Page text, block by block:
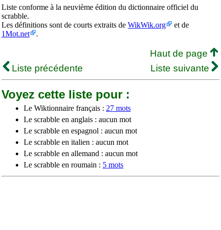
Liste conforme à la neuvième édition du dictionnaire officiel du
scrabble.
Les définitions sont de courts extraits de WikWik.org
et de
1Mot.net
.
Haut de page
Liste précédente
Liste suivante
Voyez cette liste pour :
Le Wiktionnaire français : 27 mots
Le scrabble en anglais : aucun mot
Le scrabble en espagnol : aucun mot
Le scrabble en italien : aucun mot
Le scrabble en allemand : aucun mot
Le scrabble en roumain : 5 mots